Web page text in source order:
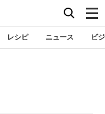
レシピ ニュース ビ